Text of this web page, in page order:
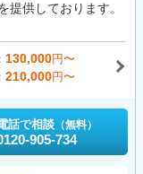
提供しております。
130,000円〜
210,000円〜
話で相談 （無料）
905-734